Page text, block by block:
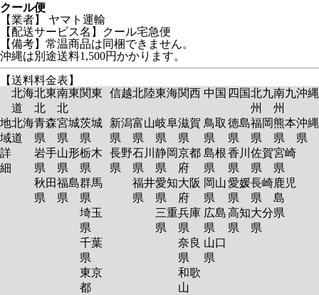
クール便
【業者】 ヤマト運輸
【配送サービス名】クール宅急便
【備考】常温商品は同梱できません。
沖縄は別途送料1,500円かかります。
【送料料金表】
北海
道
北東
北
南東
北
関東 信越北陸東海関西 中国 四国北九
州
南九
州
沖縄
地
域
詳
細
北海
道
青森
県
岩手
県
秋田
県
宮城
県
山形
県
福島
県
茨城
県
栃木
県
群馬
県
埼玉
県
千葉
県
東京
都
新潟
県
長野
県
富山
県
石川
県
福井
県
岐阜
県
静岡
県
愛知
県
三重
県
滋賀
県
京都
府
大阪
府
兵庫
県
奈良
県
和歌
山
鳥取
県
島根
県
岡山
県
広島
県
山口
県
徳島
県
香川
県
愛媛
県
高知
県
福岡
県
佐賀
県
長崎
県
大分
県
熊本
県
宮崎
県
鹿児
島
県
沖縄
県